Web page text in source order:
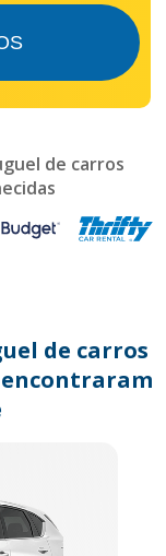
de carros
de carros
encontraram